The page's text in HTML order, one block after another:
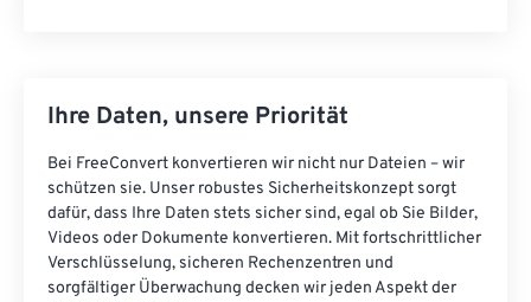
Ihre Daten, unsere Priorität
Bei FreeConvert konvertieren wir nicht nur Dateien – wir
schützen sie. Unser robustes Sicherheitskonzept sorgt
dafür, dass Ihre Daten stets sicher sind, egal ob Sie Bilder,
Videos oder Dokumente konvertieren. Mit fortschrittlicher
Verschlüsselung, sicheren Rechenzentren und
sorgfältiger Überwachung decken wir jeden Aspekt der